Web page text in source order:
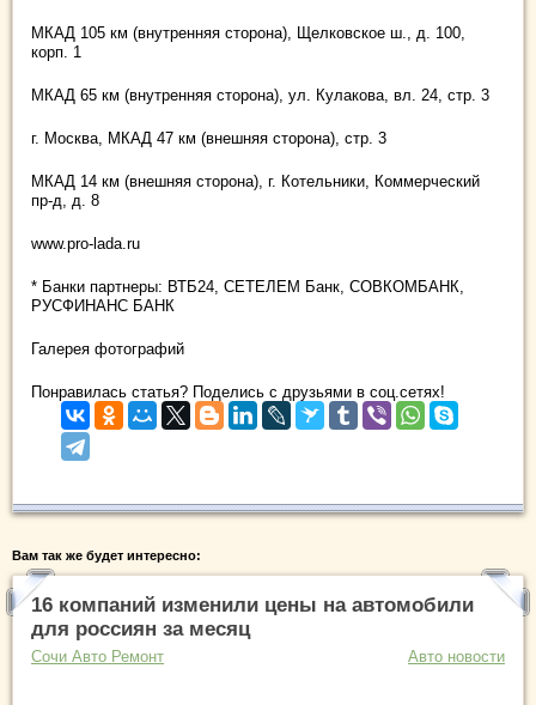
МКАД 105 км (внутренняя сторона), Щелковское ш., д. 100,
корп. 1
МКАД 65 км (внутренняя сторона), ул. Кулакова, вл. 24, стр. 3
г. Москва, МКАД 47 км (внешняя сторона), стр. 3
МКАД 14 км (внешняя сторона), г. Котельники, Коммерческий
пр-д, д. 8
www.pro-lada.ru
* Банки партнеры: ВТБ24, СЕТЕЛЕМ Банк, СОВКОМБАНК,
РУСФИНАНС БАНК
Галерея фотографий
Понравилась статья? Поделись с друзьями в соц.сетях!
Вам так же будет интересно:
16 компаний изменили цены на автомобили
для россиян за месяц
Сочи Авто Ремонт Авто новости